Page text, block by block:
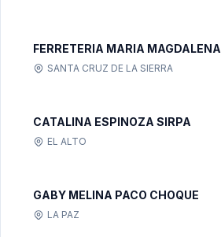
FERRETERIA MARIA MAGDALENA
SANTA CRUZ DE LA SIERRA
CATALINA ESPINOZA SIRPA
EL ALTO
GABY MELINA PACO CHOQUE
LA PAZ